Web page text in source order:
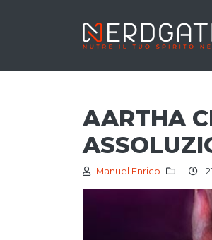
AARTHA
Manuel Enrico